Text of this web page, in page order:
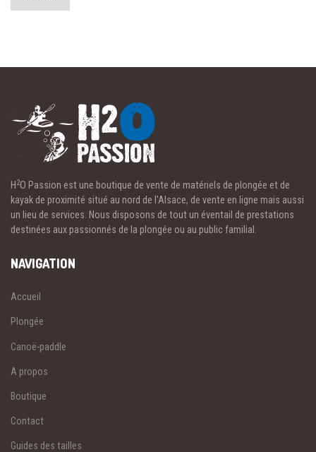
H 2O Passion est une boutique de vente de matériels de plongée et de
kayak de proximité situé au nord de l'Alsace, de vente en ligne mais aussi
un lieu de services. Nous disposons de tout un éventail de prestations
destinées aux passionnés de la plongée ou au public familial.
NAVIGATION
Accueil
Plongée
Canoë-paddle
A propos
Boutique
Contact
Guides des tailles